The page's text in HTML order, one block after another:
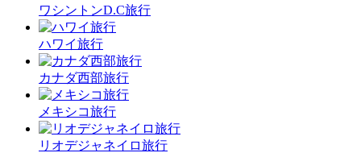
ワシントンD.C旅行
ハワイ旅行
カナダ西部旅行
メキシコ旅行
リオデジャネイロ旅行